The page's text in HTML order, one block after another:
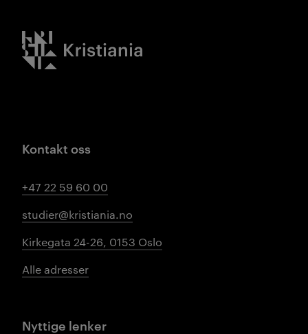
Kristiania logo
Kontakt oss
+47 22 59 60 00
studier@kristiania.no
Kirkegata 24-26, 0153 Oslo
Alle adresser
Nyttige lenker